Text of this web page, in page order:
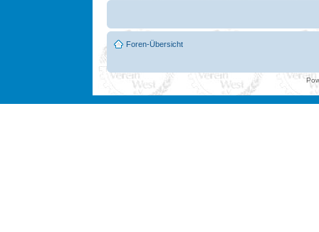
Foren-Übersicht